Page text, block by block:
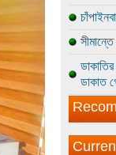
ডাকাত